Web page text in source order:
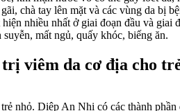
chà tay lên mặt và các vùng da bị
nhiều nhất ở giai đoạn đầu và giai
mất ngủ, quấy khóc, biếng ăn.
viêm da cơ địa cho
nhỏ. Diệp An Nhi có các thành